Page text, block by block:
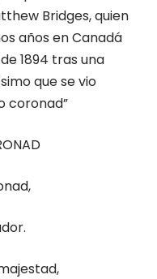
Bridges, quien
años en Canadá
1894 tras una
que se vio
coronad”